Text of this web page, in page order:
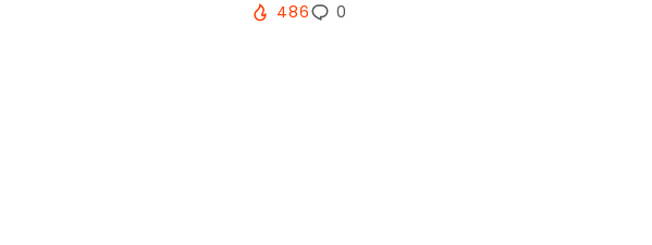
486 0